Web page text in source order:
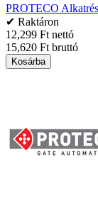
PROTECO
✔ Raktáron
12,299 Ft nettó
15,620 Ft bruttó
Kosárba